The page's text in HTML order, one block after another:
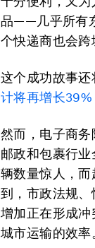
品——几乎所有
个快递商也会跨
这个成功故事
计将再增长39%
然而，电子商
邮政和包裹行
辆数量惊人，
到，市政法规
增加正在形成
城市运输的效率